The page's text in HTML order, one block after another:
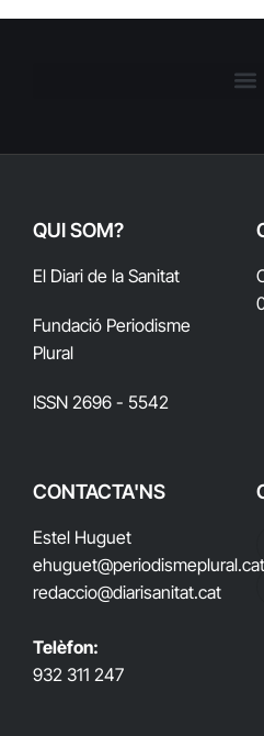
QUI SOM?
El Diari de la Sanitat
Fundació Periodisme
Plural
ISSN 2696 - 5542
CONTACTA'NS
Estel Huguet
ehuguet@periodismeplural.cat
redaccio@diarisanitat.cat
Telèfon:
932 311 247